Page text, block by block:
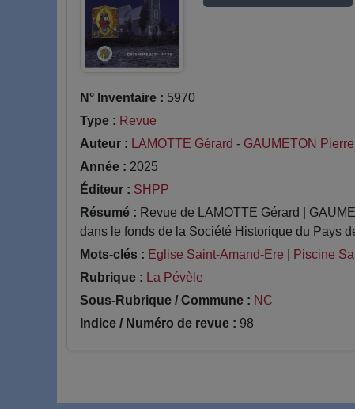
N° Inventaire : 5970
Type : Revue
Auteur : LAMOTTE Gérard - GAUMETON Pierre
Année : 2025
Éditeur : SHPP
Résumé : Revue de LAMOTTE Gérard |
dans le fonds de la Société Historique du Pays
Mots-clés : Eglise Saint-Amand-Ere Piscine
Rubrique : La Pévèle
Sous-Rubrique / Commune : NC
Indice / Numéro de revue : 98